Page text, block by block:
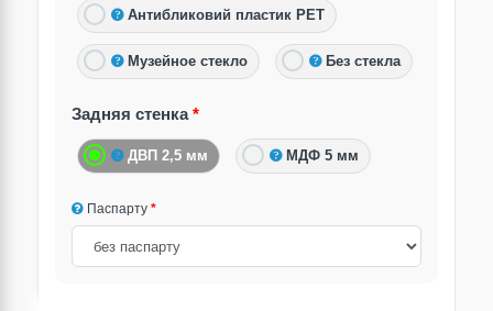
Антибликовий пластик PET
Музейное стекло Без стекла
Задняя стенка
ДВП 2,5 мм МДФ 5 мм
Паспарту